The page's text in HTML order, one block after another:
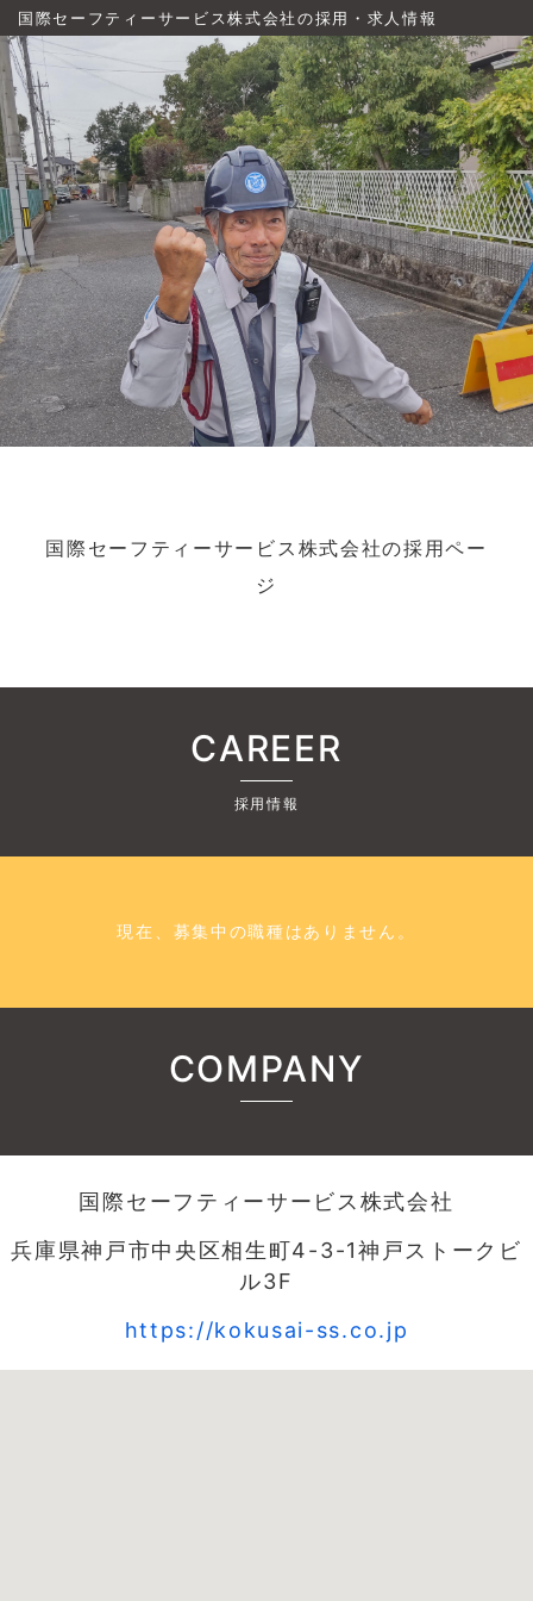
国際セーフティーサービス株式会社の採用・求人情報
国際セーフティーサービス株式会社の採用ペー
ジ
CAREER
採用情報
現在、募集中の職種はありません。
COMPANY
国際セーフティーサービス株式会社
兵庫県神戸市中央区相生町4-3-1神戸ストークビ
ル3F
https://kokusai-ss.co.jp